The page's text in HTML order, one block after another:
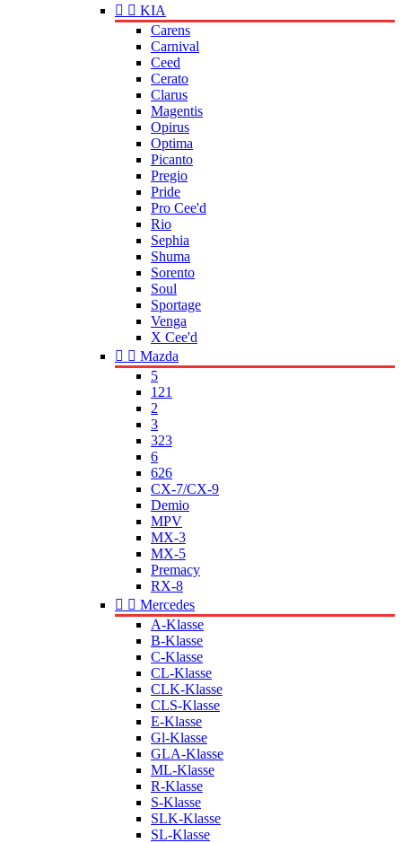
  KIA
Carens
Carnival
Ceed
Cerato
Clarus
Magentis
Opirus
Optima
Picanto
Pregio
Pride
Pro Cee'd
Rio
Sephia
Shuma
Sorento
Soul
Sportage
Venga
X Cee'd
  Mazda
5
121
2
3
323
6
626
CX-7/CX-9
Demio
MPV
MX-3
MX-5
Premacy
RX-8
  Mercedes
A-Klasse
B-Klasse
C-Klasse
CL-Klasse
CLK-Klasse
CLS-Klasse
E-Klasse
Gl-Klasse
GLA-Klasse
ML-Klasse
R-Klasse
S-Klasse
SLK-Klasse
SL-Klasse